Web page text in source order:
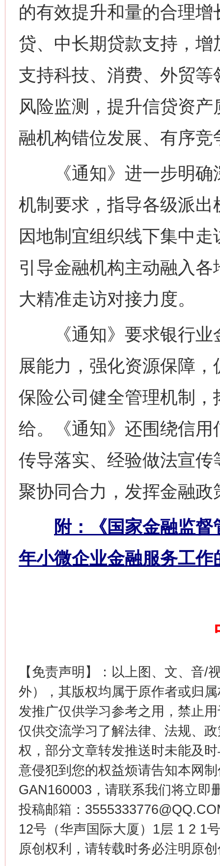
的有效提升和量的合理
贷、中长期贷款支持，
支持科技、消费、外贸
风险监测，提升信贷资
融机构错位发展、有序
《通知》进一步明确
机制要求，指导各级派
因地制宜组织线下集中走
引导金融机构主动融入
大精准走访对接力度。
《通知》要求银行业
展能力，强化资源保障
保险公司健全管理机制
给。《通知》还围绕信
传导落实、经验做法宣
聚协同合力，发挥金融政
附：《国家金融监
年小微企业金融服务工作
【免责声明】：以上图、文、音/
外），其版权均属于原作者或归
发推广仅供学习参考之用，禁止
仅供交流学习了解法律、法规、
权，部分文章转发推送时未能及
意侵犯到您的权益烦请告知本网
GAN160003，请联系我们将立即
投稿邮箱：
12号（华声国际大厦）1层 1 2 1
原创权利，请转载时务必注明原
网上购药对药下症？
这是一记警钟！ 谢
在谋一域中谋全局
今